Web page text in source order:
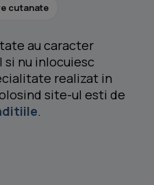
cutanate
au caracter
nu inlocuiesc
realizat in
site-ul esti de
.